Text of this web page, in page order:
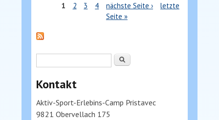
Seiten
1 2 3 4 nächste Seite ›
letzte
Seite »
Suche
Kontakt
Aktiv-Sport-Erlebins-Camp Pristavec
9821 Obervellach 175